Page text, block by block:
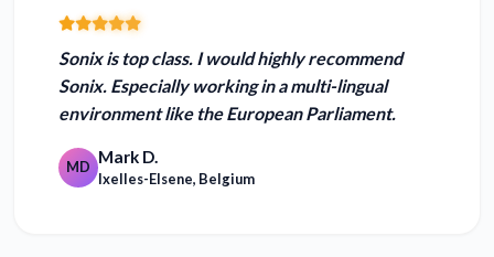
Sonix is top class. I would highly recommend
Sonix. Especially working in a multi-lingual
environment like the European Parliament.
MD Mark D.
Ixelles-Elsene, Belgium